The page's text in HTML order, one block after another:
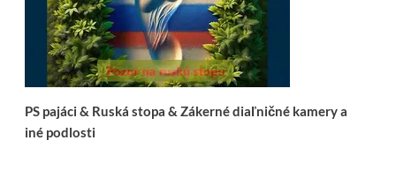
PS pajáci & Ruská stopa & Zákerné diaľničné kamery a
iné podlosti